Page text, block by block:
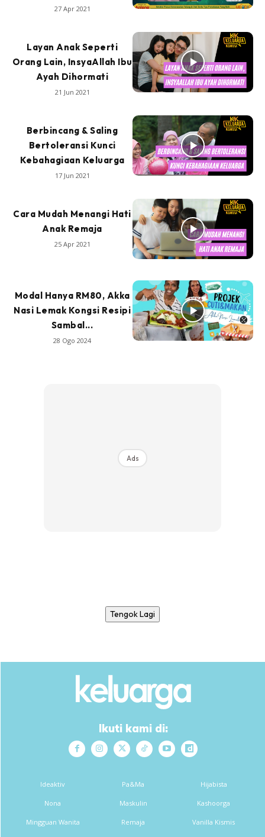
27 Apr 2021
Layan Anak Seperti
Orang Lain, InsyaAllah Ibu
Ayah Dihormati
21 Jun 2021
Berbincang & Saling
Bertoleransi Kunci
Kebahagiaan Keluarga
17 Jun 2021
Cara Mudah Menangi Hati
Anak Remaja
25 Apr 2021
Modal Hanya RM80, Akka
Nasi Lemak Kongsi Resipi
Sambal...
28 Ogo 2024
Ads
Tengok Lagi
Ikuti kami di:
Ideaktiv
Nona
Mingguan Wanita
Pa&Ma
Maskulin
Remaja
Hijabista
Kashoorga
Vanilla Kismis